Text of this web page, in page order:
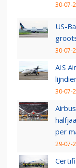
30-07-
US-
30-07-
AIS
30-07-
per
29-07-